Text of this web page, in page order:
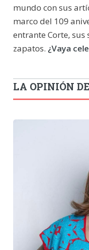
mundo con sus
marco del 109
entrante Corte,
zapatos. ¿Vaya
LA OPINIÓN